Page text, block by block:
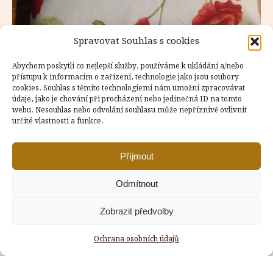
Spravovat Souhlas s cookies
Abychom poskytli co nejlepší služby, používáme k ukládání a/nebo
přístupu k informacím o zařízení, technologie jako jsou soubory
cookies. Souhlas s těmito technologiemi nám umožní zpracovávat
údaje, jako je chování při procházení nebo jedinečná ID na tomto
webu. Nesouhlas nebo odvolání souhlasu může nepříznivě ovlivnit
určité vlastnosti a funkce.
Příjmout
Odmítnout
Zobrazit předvolby
Ochrana osobních údajů
Copyright © Weiron Dynamics, s.r.o. |Tvorba webových stránek